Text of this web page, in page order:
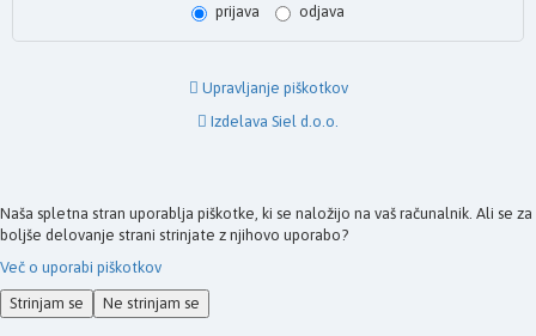
prijava odjava
Upravljanje piškotkov
Izdelava Siel d.o.o.
Naša spletna stran uporablja piškotke, ki se naložijo na vaš računalnik. Ali se za
boljše delovanje strani strinjate z njihovo uporabo?
Več o uporabi piškotkov
Strinjam se
Ne strinjam se